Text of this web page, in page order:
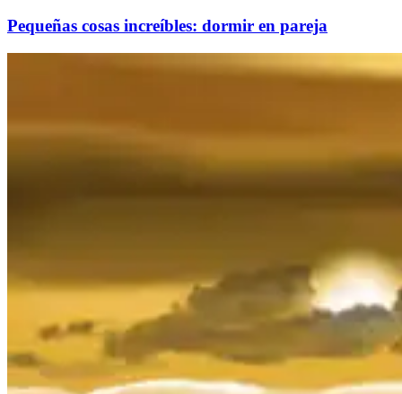
Pequeñas cosas increíbles: dormir en pareja